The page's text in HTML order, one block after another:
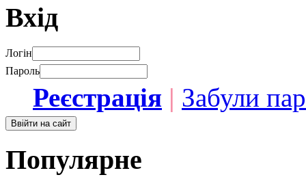
Вхід
Логін
Пароль
Реєстрація | Забули
Популярне